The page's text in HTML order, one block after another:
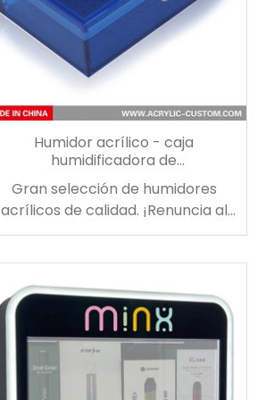
Humidor acrílico - caja
humidificadora de
cigarrillos/cigarros con cerradura
Gran selección de humidores
acrílicos de calidad. ¡Renuncia al
tradicional gabinete humidor de
transparente! Este humidor está
diseñado para ser compacto y
portátil, lo que lo hace ideal tanto
para uso en escritorio como en
viajes. Tiene capacidad para